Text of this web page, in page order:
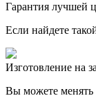
Гарантия лучшей
Если найдете
Изготовление на
Вы можете менять